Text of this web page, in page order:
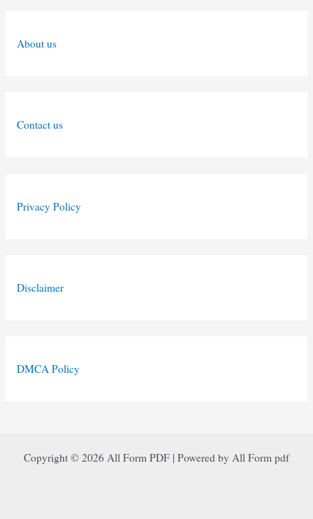
About us
Contact us
Privacy Policy
Disclaimer
DMCA Policy
Copyright © 2026 All Form PDF | Powered by All Form pdf